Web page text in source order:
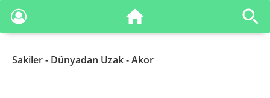
Sakiler- Dünyadan Uzak - Akor